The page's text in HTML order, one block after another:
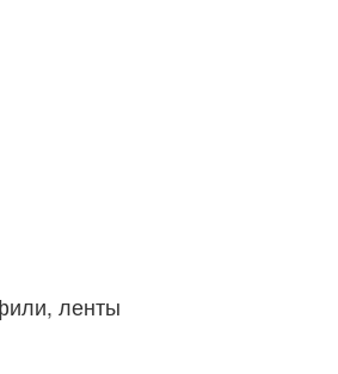
ленты